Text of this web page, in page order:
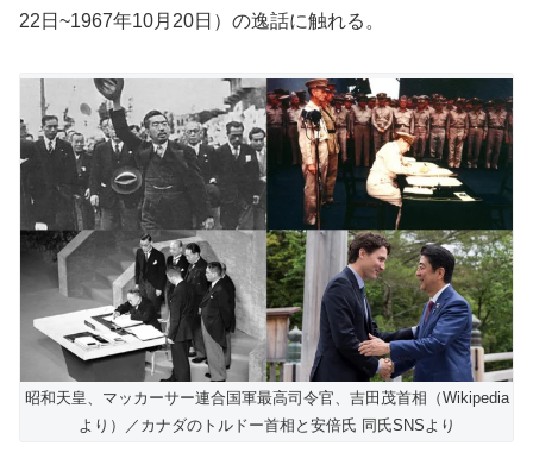
22日~1967年10月20日）の逸話に触れる。
昭和天皇、マッカーサー連合国軍最高司令官、吉田茂首相（Wikipedia
より）／カナダのトルドー首相と安倍氏 同氏SNSより